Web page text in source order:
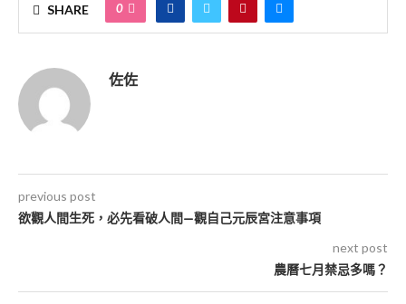
SHARE 0
佐佐
previous post
欲觀人間生死，必先看破人間—觀自己元辰宮注意事項
next post
農曆七月禁忌多嗎？